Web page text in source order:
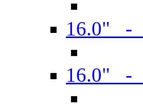
16.0" -
16.0" -